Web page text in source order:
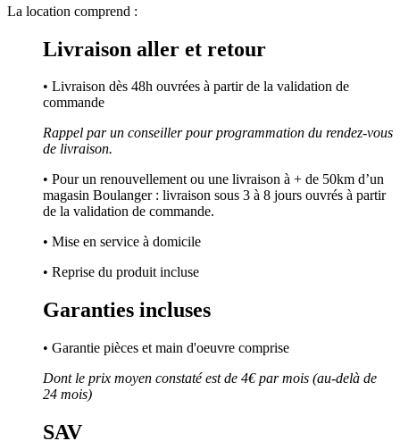
La location comprend :
Livraison aller et retour
• Livraison dès 48h ouvrées à partir de la validation de
commande
Rappel par un conseiller pour programmation du rendez-vous
de livraison.
• Pour un renouvellement ou une livraison à + de 50km d’un
magasin Boulanger : livraison sous 3 à 8 jours ouvrés à partir
de la validation de commande.
• Mise en service à domicile
• Reprise du produit incluse
Garanties incluses
• Garantie pièces et main d'oeuvre comprise
Dont le prix moyen constaté est de 4€ par mois (au-delà de
24 mois)
SAV